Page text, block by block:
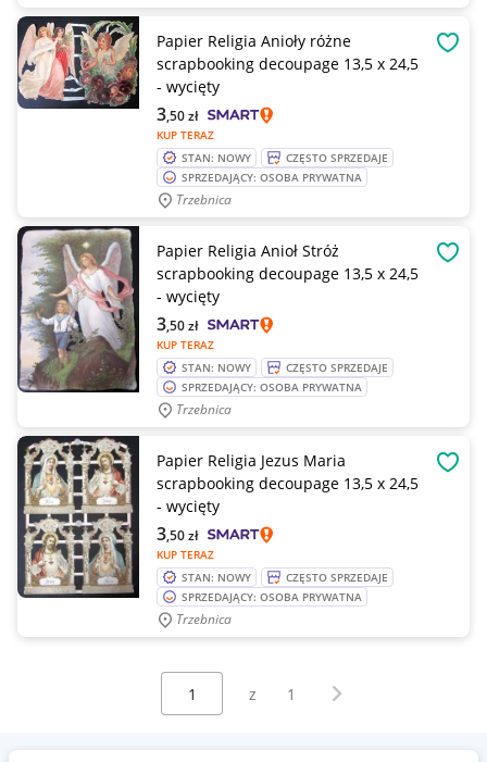
Papier Religia Anioły różne
scrapbooking decoupage 13,5 x 24,5
- wycięty
KUP TERAZ
3,50zł
STAN: NOWY
CZĘSTO SPRZEDAJE
SPRZEDAJĄCY: OSOBA PRYWATNA
Trzebnica
Papier Religia Anioł Stróż
scrapbooking decoupage 13,5 x 24,5
- wycięty
KUP TERAZ
3,50zł
STAN: NOWY
CZĘSTO SPRZEDAJE
SPRZEDAJĄCY: OSOBA PRYWATNA
Trzebnica
Papier Religia Jezus Maria
scrapbooking decoupage 13,5 x 24,5
- wycięty
KUP TERAZ
3,50zł
STAN: NOWY
CZĘSTO SPRZEDAJE
SPRZEDAJĄCY: OSOBA PRYWATNA
Trzebnica
Wybierz stronę:
z 1 Następna strona